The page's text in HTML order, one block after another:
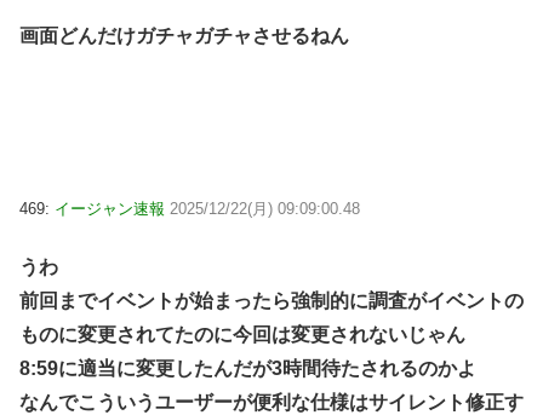
画面どんだけガチャガチャさせるねん
469: イージャン速報 2025/12/22(月) 09:09:00.48
うわ
前回までイベントが始まったら強制的に調査がイベントの
ものに変更されてたのに今回は変更されないじゃん
8:59に適当に変更したんだが3時間待たされるのかよ
なんでこういうユーザーが便利な仕様はサイレント修正す